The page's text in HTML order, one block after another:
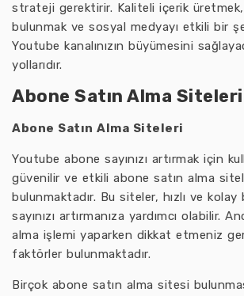
strateji gerektirir. Kaliteli içerik
bulunmak ve sosyal medyayı etkili bir
Youtube kanalınızın büyümesini
yollarıdır.
Abone Satın Alma Siteleri
Abone Satın Alma Siteleri
Youtube abone sayınızı artırmak için
güvenilir ve etkili abone satın alma
bulunmaktadır. Bu siteler, hızlı ve
sayınızı artırmanıza yardımcı olabilir.
alma işlemi yaparken dikkat etmeniz
faktörler bulunmaktadır.
Birçok abone satın alma sitesi